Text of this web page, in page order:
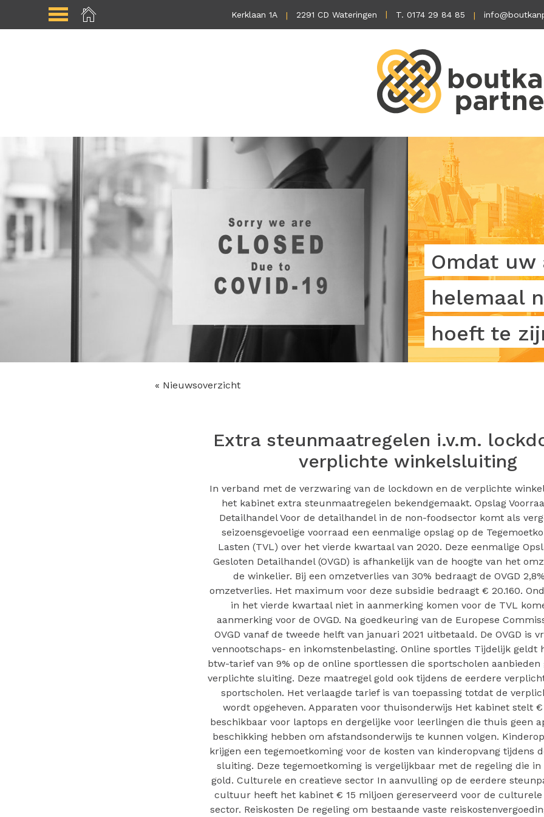
Kerklaan 1A 2291 CD Wateringen T. 0174 29 84 85
Omdat
helemaal
hoeft te
« Nieuwsoverzicht
Extra steunmaatregelen i.v.m.
verplichte winkelsluiting
In verband met de verzwaring van de lockdown en de verplichte
het kabinet extra steunmaatregelen bekendgemaakt. Opslag
Detailhandel Voor de detailhandel in de non-foodsector komt als
seizoensgevoelige voorraad een eenmalige opslag op de
Lasten (TVL) over het vierde kwartaal van 2020. Deze eenmalige
Gesloten Detailhandel (OVGD) is afhankelijk van de hoogte van het
de winkelier. Bij een omzetverlies van 30% bedraagt de OVGD
omzetverlies. Het maximum voor deze subsidie bedraagt € 20.160.
in het vierde kwartaal niet in aanmerking komen voor de TVL
aanmerking voor de OVGD. Na goedkeuring van de Europese
OVGD vanaf de tweede helft van januari 2021 uitbetaald. De OVGD is
vennootschaps- en inkomstenbelasting. Online sportles Tijdelijk geldt
btw-tarief van 9% op de online sportlessen die sportscholen aanbieden
verplichte sluiting. Deze maatregel gold ook tijdens de eerdere
sportscholen. Het verlaagde tarief is van toepassing totdat de
wordt opgeheven. Apparaten voor thuisonderwijs Het kabinet stelt
beschikbaar voor laptops en dergelijke voor leerlingen die thuis geen
beschikking hebben om afstandsonderwijs te kunnen volgen.
krijgen een tegemoetkoming voor de kosten van kinderopvang tijdens
sluiting. Deze tegemoetkoming is vergelijkbaar met de regeling die in
gold. Culturele en creatieve sector In aanvulling op de eerdere
cultuur heeft het kabinet € 15 miljoen gereserveerd voor de culturele
sector. Reiskosten De regeling om bestaande vaste